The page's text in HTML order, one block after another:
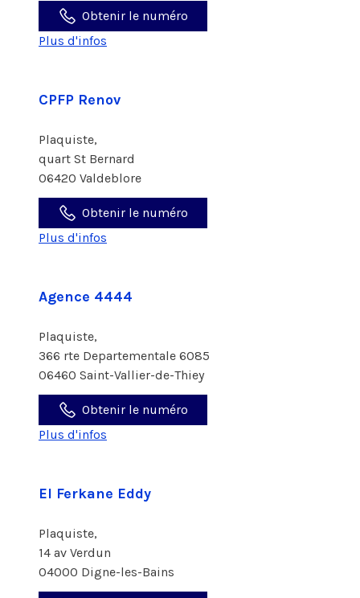
Obtenir le numéro
Plus d'infos
CPFP Renov
Plaquiste,
quart St Bernard
06420 Valdeblore
Obtenir le numéro
Plus d'infos
Agence 4444
Plaquiste,
366 rte Departementale 6085
06460 Saint-Vallier-de-Thiey
Obtenir le numéro
Plus d'infos
El Ferkane Eddy
Plaquiste,
14 av Verdun
04000 Digne-les-Bains